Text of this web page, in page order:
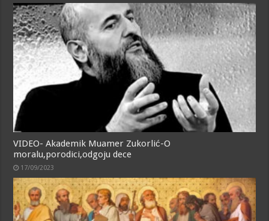
VIDEO- Akademik Muamer Zukorlić-O
moralu,porodici,odgoju dece
17/09/2023